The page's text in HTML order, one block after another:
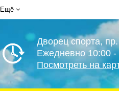
Ещё
Дворец спорта,
Ежедневно 10:00 -
Посмотреть на